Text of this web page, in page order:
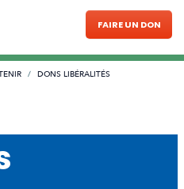
FAIRE UN DON
DONS LIBÉRALITÉS